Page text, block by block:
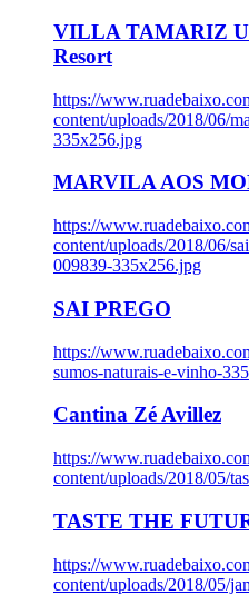
VILLA TAMARIZ
Resort
https://
content/uploads/2018/06/
335x256.jpg
MARVILA AOS
https://
content/uploads/2018/06/
009839-335x256.jpg
SAI PREGO
https://
sumos-naturais-e-vinho-
Cantina Zé Avillez
https://
content/uploads/2018/05/
TASTE THE
https://
content/uploads/2018/05/